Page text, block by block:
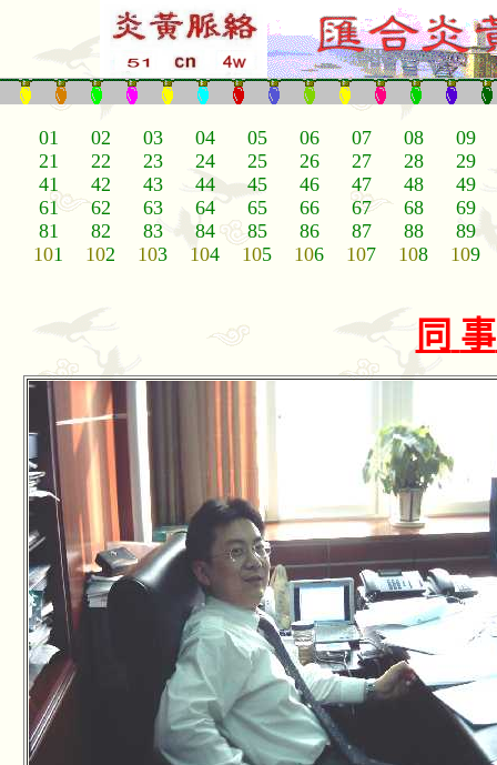
01 02 03 04 05 06 07 08
09
21
22 23 24 25 26 27 28
29
41
42 43 44 45 46 47 48
49
61
62 63 64 65 66 67 68
69
81
82 83 84 85 86 87 88
89
101 102 103 104 105 106 107 108 109
同 事